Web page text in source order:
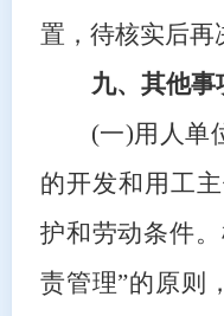
置，待核实后再
九、 其他事
(一)用人单
的开发和用工
护和劳动条件
责管理”的原则